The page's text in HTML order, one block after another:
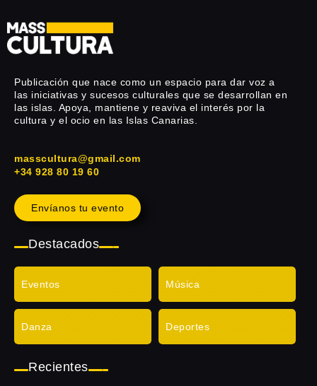
Publicación que nace como un espacio para dar voz a
las iniciativas y sucesos culturales que se desarrollan en
las islas. Apoya, mantiene y reaviva el interés por la
cultura y el ocio en las Islas Canarias.
masscultura@gmail.com
+34 928 80 19 60
Envíanos tu evento
Destacados
Eventos Música
Danza Deportes
Recientes